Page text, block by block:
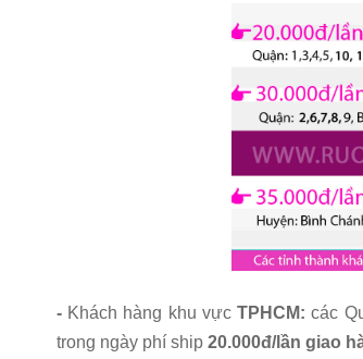
- Khách hàng khu vựcTPHCM:các
trong ngày phí ship 20.000đ/lần giao